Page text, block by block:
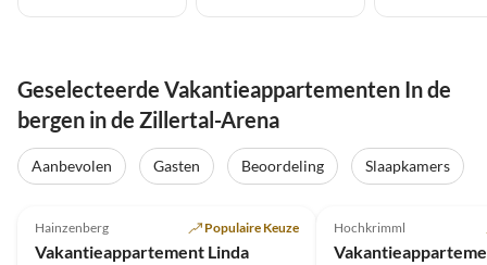
Geselecteerde Vakantieappartementen In de
bergen in de Zillertal-Arena
Aanbevolen Gasten Beoordeling Slaapkamers
Hainzenberg Populaire Keuze
Vakantieappartement Linda
Hochkrimml